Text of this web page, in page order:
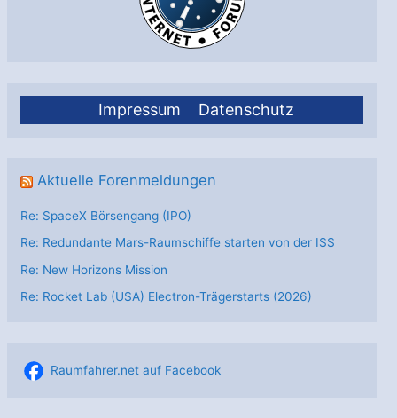
Impressum Datenschutz
Aktuelle Forenmeldungen
Re: SpaceX Börsengang (IPO)
Re: Redundante Mars-Raumschiffe starten von der ISS
Re: New Horizons Mission
Re: Rocket Lab (USA) Electron-Trägerstarts (2026)
Raumfahrer.net auf Facebook